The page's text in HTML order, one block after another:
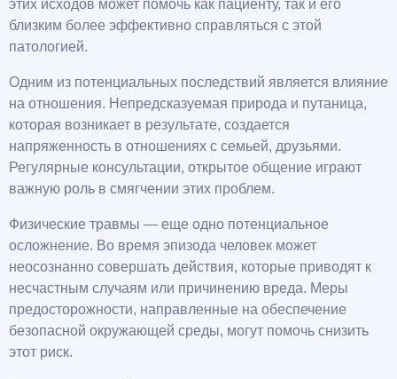
этих исходов может помочь как пациенту, так и его
близким более эффективно справляться с этой
патологией.
Одним из потенциальных последствий является влияние
на отношения. Непредсказуемая природа и путаница,
которая возникает в результате, создается
напряженность в отношениях с семьей, друзьями.
Регулярные консультации, открытое общение играют
важную роль в смягчении этих проблем.
Физические травмы — еще одно потенциальное
осложнение. Во время эпизода человек может
неосознанно совершать действия, которые приводят к
несчастным случаям или причинению вреда. Меры
предосторожности, направленные на обеспечение
безопасной окружающей среды, могут помочь снизить
этот риск.